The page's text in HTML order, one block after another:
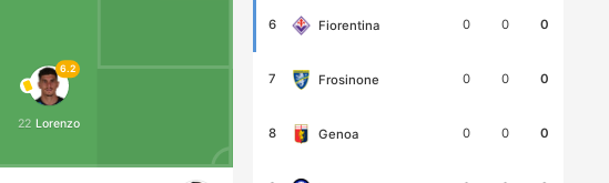
6.2
22 Lorenzo
6 Fiorentina 0 0 0
7 Frosinone 0 0 0
8 Genoa 0 0 0